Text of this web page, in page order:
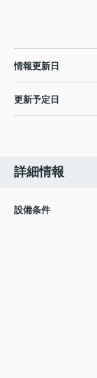
情報更新日
更新予定日
詳細情報
設備条件